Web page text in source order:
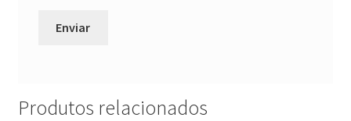
Produtos relacionados